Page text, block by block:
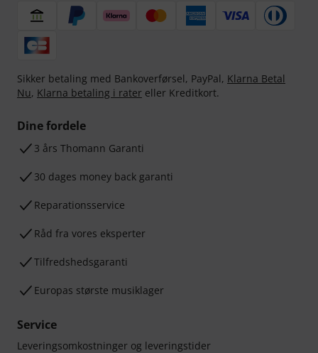
Sikker betaling med Bankoverførsel, PayPal, Klarna Betal
Nu, Klarna betaling i rater eller Kreditkort.
Dine fordele
3 års Thomann Garanti
30 dages money back garanti
Reparationsservice
Råd fra vores eksperter
Tilfredshedsgaranti
Europas største musiklager
Service
Leveringsomkostninger og leveringstider